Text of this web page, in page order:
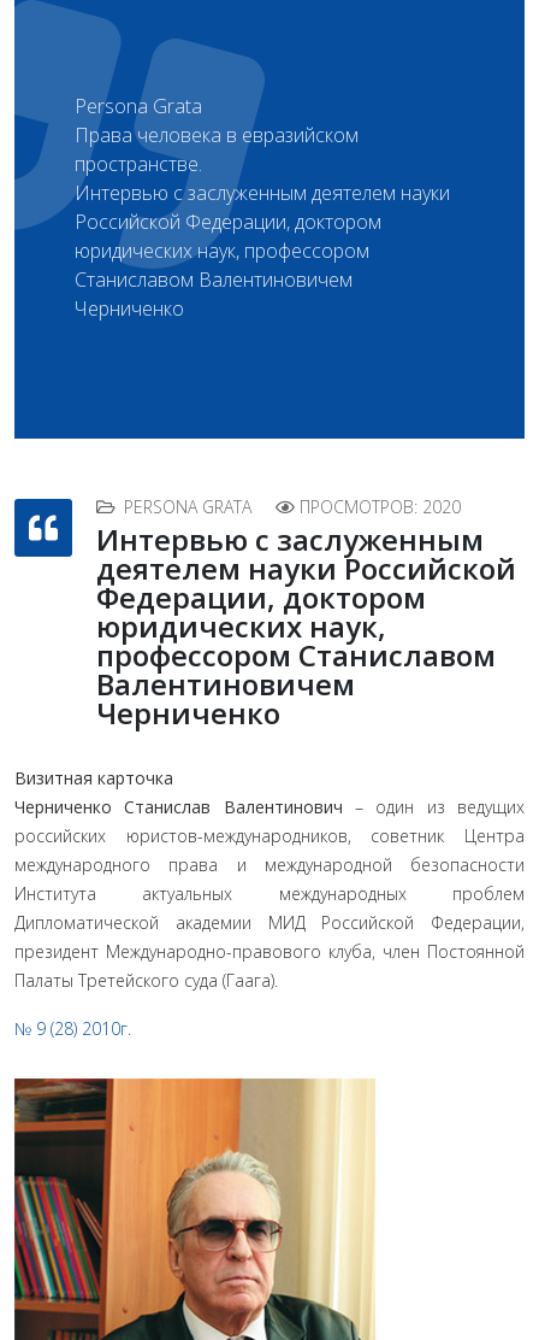
Persona Grata
Права человека в евразийском
пространстве.
Интервью с заслуженным деятелем науки
Российской Федерации, доктором
юридических наук, профессором
Станиславом Валентиновичем
Черниченко
PERSONA GRATA ПРОСМОТРОВ: 2020
Интервью с заслуженным
деятелем науки Российской
Федерации, доктором
юридических наук,
профессором Станиславом
Валентиновичем
Черниченко
Визитная карточка
Черниченко Станислав Валентинович – один из ведущих
российских юристов-международников, советник Центра
международного права и международной безопасности
Института актуальных международных проблем
Дипломатической академии МИД Российской Федерации,
президент Международно-правового клуба, член Постоянной
Палаты Третейского суда (Гаага).
№ 9 (28) 2010г.